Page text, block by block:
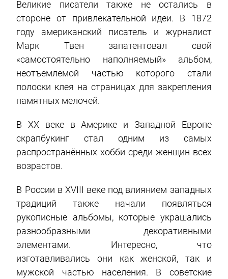
Великие писатели также не остались в
стороне от привлекательной идеи. В 1872
году американский писатель и журналист
Марк Твен запатентовал свой
«самостоятельно наполняемый» альбом,
неотъемлемой частью которого стали
полоски клея на страницах для закрепления
памятных мелочей.
В ХХ веке в Америке и Западной Европе
скрапбукинг стал одним из самых
распространённых хобби среди женщин всех
возрастов.
В России в XVIII веке под влиянием западных
традиций также начали появляться
рукописные альбомы, которые украшались
разнообразными декоративными
элементами. Интересно, что
изготавливались они как женской, так и
мужской частью населения. В советские